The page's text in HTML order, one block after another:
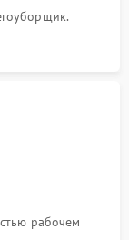
рабочем